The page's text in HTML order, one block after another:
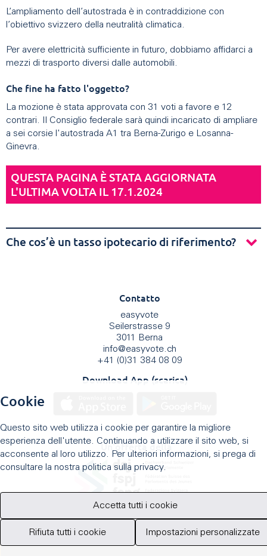
L’ampliamento dell’autostrada è in contraddizione con
l’obiettivo svizzero della neutralità climatica.
Per avere elettricità sufficiente in futuro, dobbiamo affidarci a
mezzi di trasporto diversi dalle automobili.
Che fine ha fatto l'oggetto?
La mozione è stata approvata con 31 voti a favore e 12
contrari. Il Consiglio federale sarà quindi incaricato di ampliare
a sei corsie l'autostrada A1 tra Berna-Zurigo e Losanna-
Ginevra.
QUESTA PAGINA È STATA AGGIORNATA
L'ULTIMA VOLTA IL 17.1.2024
Che cos’è un tasso ipotecario di riferimento?
Contatto
easyvote
Seilerstrasse 9
3011 Berna
info@easyvote.ch
+41 (0)31 384 08 09
Download App (scarica)
Un'offerta della
Cookie
Questo sito web utilizza i cookie per garantire la migliore
esperienza dell'utente. Continuando a utilizzare il sito web, si
acconsente al loro utilizzo. Per ulteriori informazioni, si prega di
consultare la nostra politica sulla privacy.
Accetta tutti i cookie
Rifiuta tutti i cookie Impostazioni personalizzate